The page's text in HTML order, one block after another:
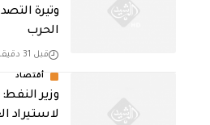
وتيرة
الحرب
قبل 31 دقيقة
أقتصاد
وزير
لاستيراد